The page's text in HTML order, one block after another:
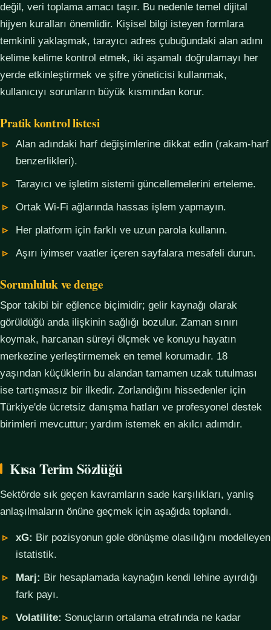
değil, veri toplama amacı taşır. Bu nedenle temel dijital
hijyen kuralları önemlidir. Kişisel bilgi isteyen formlara
temkinli yaklaşmak, tarayıcı adres çubuğundaki alan adını
kelime kelime kontrol etmek, iki aşamalı doğrulamayı her
yerde etkinleştirmek ve şifre yöneticisi kullanmak,
kullanıcıyı sorunların büyük kısmından korur.
Pratik kontrol listesi
Alan adındaki harf değişimlerine dikkat edin (rakam-harf
benzerlikleri).
Tarayıcı ve işletim sistemi güncellemelerini erteleme.
Ortak Wi-Fi ağlarında hassas işlem yapmayın.
Her platform için farklı ve uzun parola kullanın.
Aşırı iyimser vaatler içeren sayfalara mesafeli durun.
Sorumluluk ve denge
Spor takibi bir eğlence biçimidir; gelir kaynağı olarak
görüldüğü anda ilişkinin sağlığı bozulur. Zaman sınırı
koymak, harcanan süreyi ölçmek ve konuyu hayatın
merkezine yerleştirmemek en temel korumadır. 18
yaşından küçüklerin bu alandan tamamen uzak tutulması
ise tartışmasız bir ilkedir. Zorlandığını hissedenler için
Türkiye'de ücretsiz danışma hatları ve profesyonel destek
birimleri mevcuttur; yardım istemek en akılcı adımdır.
Kısa Terim Sözlüğü
Sektörde sık geçen kavramların sade karşılıkları, yanlış
anlaşılmaların önüne geçmek için aşağıda toplandı.
xG: Bir pozisyonun gole dönüşme olasılığını modelleyen
istatistik.
Marj: Bir hesaplamada kaynağın kendi lehine ayırdığı
fark payı.
Volatilite: Sonuçların ortalama etrafında ne kadar